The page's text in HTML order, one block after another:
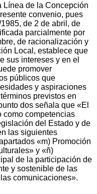
de la Concepción
convenio, pues
de 2 de abril, de
parcialmente por
de racionalización y
Local, establece que
sus intereses y en el
promover
públicos que
y aspiraciones
previstos en
dos señala que «El
como competencias
del Estado y de
las siguientes
«m) Promoción
y «ñ)
de la participación de
y sostenible de las
comunicaciones».